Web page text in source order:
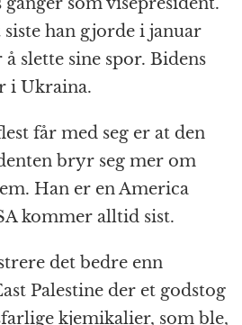
h
at
a
m
ganger som visepresident.
siste han gjorde i januar
slette sine spor. Bidens
i Ukraina.
får med seg er at den
bryr seg mer om
Han er en America
kommer alltid sist.
det bedre enn
Palestine der et godstog
kjemikalier, som ble,